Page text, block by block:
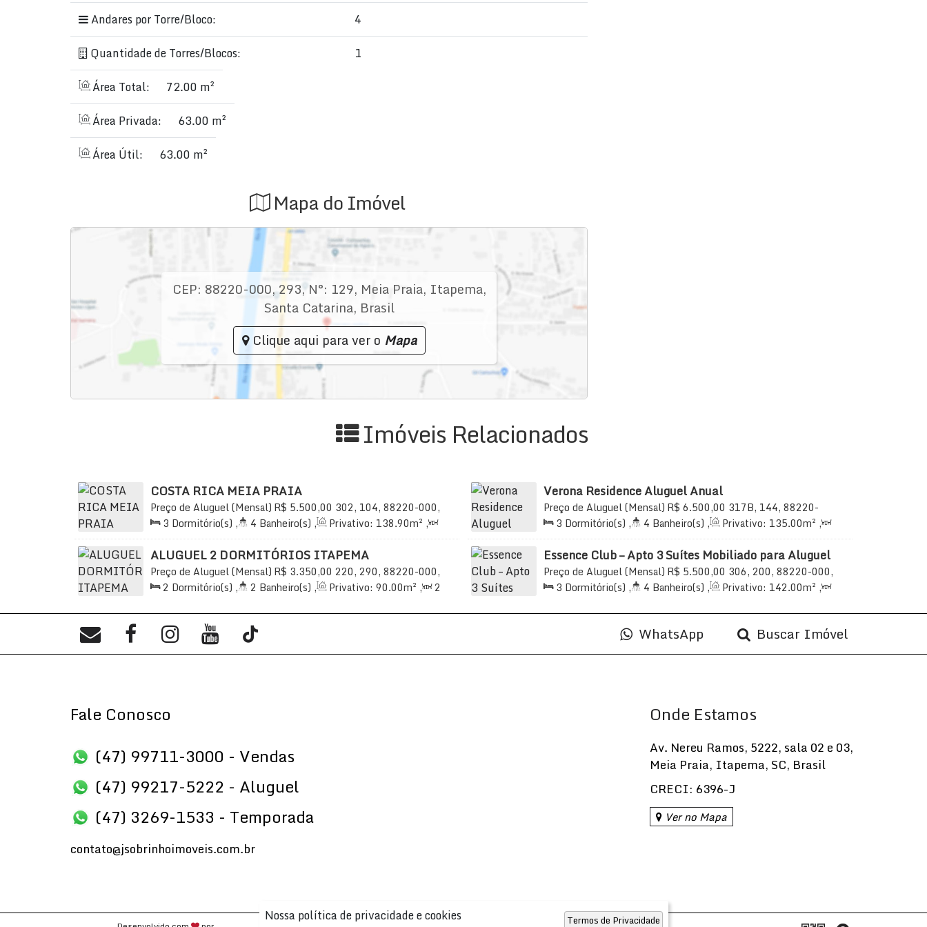
Nossa política de privacidade e cookies Termos de Privacidade
Andares por Torre/Bloco:
4
Quantidade de Torres/Blocos:
1
Área Total:
72.00 m²
Área Privada:
63.00 m²
Área Útil:
63.00 m²
Mapa do Imóvel
CEP: 88220-000,293,N°: 129, Meia Praia, Itapema,
Santa Catarina, Brasil
Clique aqui para ver o Mapa
Imóveis Relacionados
COSTA RICA MEIA PRAIA
R$ 5.500,00
Preço de Aluguel (Mensal) 302, 104, 88220-000,
Meia Praia, Itapema, Santa Catarina, Brasil
3 Dormitório(s) , 4 Banheiro(s) , Privativo: 138.90m² ,
2 Sala(s), 3 Suíte(s), Total:241.99~ 242.00m², 3
Vaga(s) , Útil:138.90m²
Verona Residence Aluguel Anual
R$ 6.500,00
Preço de Aluguel (Mensal) 317B, 144, 88220-
000, Meia Praia, Itapema, Santa Catarina, Brasil
3 Dormitório(s) , 4 Banheiro(s) , Privativo: 135.00m² ,
2 Sala(s), 3 Suíte(s), Total:165.00m², 3 Vaga(s) ,
Útil: .00m²
ALUGUEL 2 DORMITÓRIOS ITAPEMA
R$ 3.350,00
Preço de Aluguel (Mensal) 220, 290, 88220-000,
Meia Praia, Itapema, Santa Catarina, Brasil
2 Dormitório(s) , 2 Banheiro(s) , Privativo: 90.00m² , 2
Distância do Mar, Útil:90.00m²
Essence Club – Apto 3 Suítes Mobiliado para Aluguel
na Meia Praia, Itapema
R$ 5.500,00
Preço de Aluguel (Mensal) 306, 200, 88220-000,
Meia Praia, Itapema, Santa Catarina, Brasil
3 Dormitório(s) , 4 Banheiro(s) , Privativo: 142.00m² ,
350mDistância do Mar, Útil:142.00m²
WhatsApp Buscar Imóvel
Fale Conosco
(47) 99711-3000 - Vendas
(47) 99217-5222 - Aluguel
(47) 3269-1533 - Temporada
contato@jsobrinhoimoveis.com.br
Onde Estamos
Av. Nereu Ramos, 5222, sala 02 e 03,
Meia Praia, Itapema, SC, Brasil
CRECI: 6396-J
Ver no Mapa